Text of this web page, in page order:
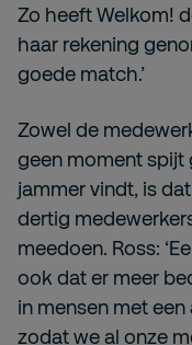
Zo heeft Welkom!
haar rekening
goede match.’
Zowel de
geen moment spijt
jammer vindt, is
dertig
meedoen. Ross:
ook dat er meer
in mensen met
zodat we al onze